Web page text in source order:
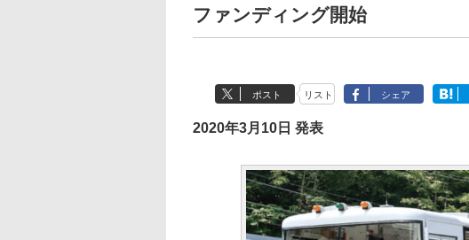
ファンディング開始
ポスト リスト シェア
2020年3月10日 発表